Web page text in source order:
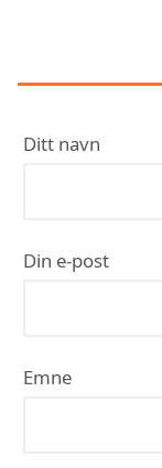
Ditt navn
Din e-post
Emne